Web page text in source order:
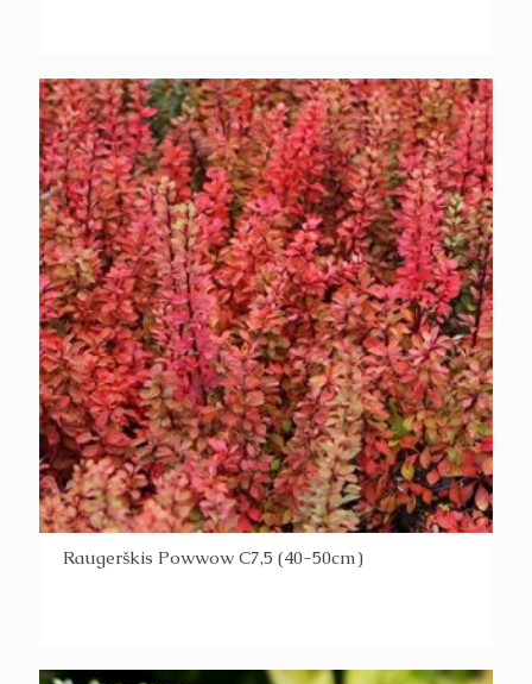
Raugerškis Powwow C7,5 (40-50cm)